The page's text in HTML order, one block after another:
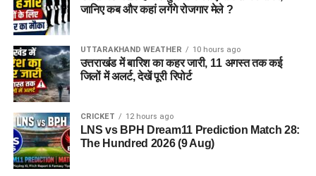
जानिए कब और कहां लगेंगे रोजगार मेले ?
UTTARAKHAND WEATHER 10 hours ago
उत्तराखंड में बारिश का कहर जारी, 11 अगस्त तक कई
जिलों में अलर्ट, देखें पूरी रिपोर्ट
CRICKET 12 hours ago
LNS vs BPH Dream11 Prediction Match 28:
The Hundred 2026 (9 Aug)